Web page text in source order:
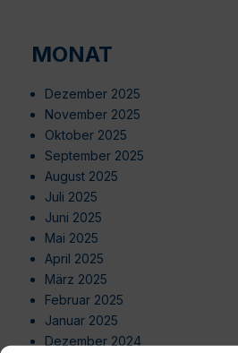
MONAT
Dezember 2025
November 2025
Oktober 2025
September 2025
August 2025
Juli 2025
Juni 2025
Mai 2025
April 2025
März 2025
Februar 2025
Januar 2025
Dezember 2024